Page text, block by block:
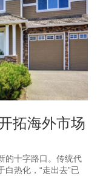
拓海外市场
的十字路口。传统代
热化，“走出去”已